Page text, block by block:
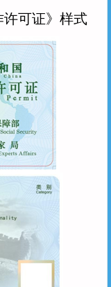
注册
许可证》样式